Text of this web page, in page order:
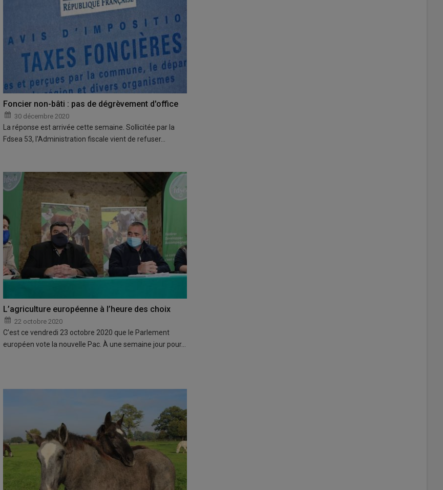
Foncier non-bâti : pas de dégrèvement d'office
30 décembre 2020
La réponse est arrivée cette semaine. Sollicitée par la
Fdsea 53, l'Administration fiscale vient de refuser…
L’agriculture européenne à l’heure des choix
22 octobre 2020
C’est ce vendredi 23 octobre 2020 que le Parlement
européen vote la nouvelle Pac. À une semaine jour pour…